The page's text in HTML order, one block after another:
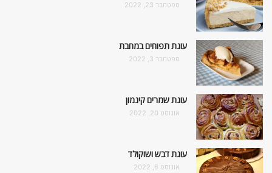
ספטמבר 23, 2022
עוגת תפוחים במחבת
ספטמבר 3, 2022
עוגת שמרים קינמון
אוגוסט 20, 2022
עוגת דבש ושוקולד
אוגוסט 6, 2022